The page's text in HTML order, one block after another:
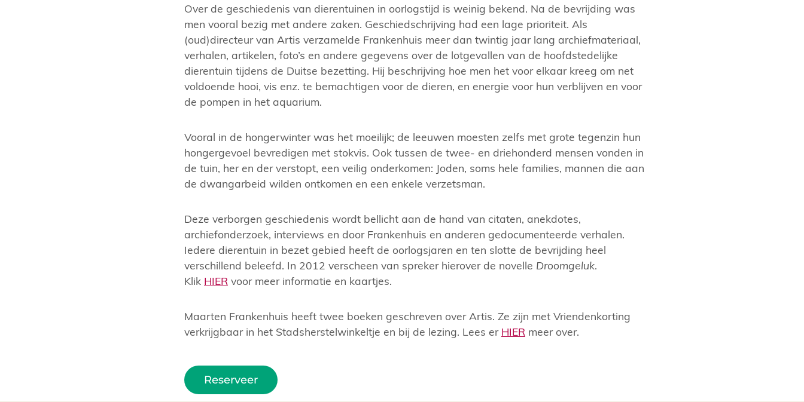
Over de geschiedenis van dierentuinen in oorlogstijd is weinig bekend. Na de bevrijding was
men vooral bezig met andere zaken. Geschiedschrijving had een lage prioriteit. Als
(oud)directeur van Artis verzamelde Frankenhuis meer dan twintig jaar lang archiefmateriaal,
verhalen, artikelen, foto’s en andere gegevens over de lotgevallen van de hoofdstedelijke
dierentuin tijdens de Duitse bezetting. Hij beschrijving hoe men het voor elkaar kreeg om net
voldoende hooi, vis enz. te bemachtigen voor de dieren, en energie voor hun verblijven en voor
de pompen in het aquarium.
Vooral in de hongerwinter was het moeilijk; de leeuwen moesten zelfs met grote tegenzin hun
hongergevoel bevredigen met stokvis. Ook tussen de twee- en driehonderd mensen vonden in
de tuin, her en der verstopt, een veilig onderkomen: Joden, soms hele families, mannen die aan
de dwangarbeid wilden ontkomen en een enkele verzetsman.
Deze verborgen geschiedenis wordt bellicht aan de hand van citaten, anekdotes,
archiefonderzoek, interviews en door Frankenhuis en anderen gedocumenteerde verhalen.
Iedere dierentuin in bezet gebied heeft de oorlogsjaren en ten slotte de bevrijding heel
verschillend beleefd. In 2012 verscheen van spreker hierover de novelle Droomgeluk.
Klik HIER voor meer informatie en kaartjes.
Maarten Frankenhuis heeft twee boeken geschreven over Artis. Ze zijn met Vriendenkorting
verkrijgbaar in het Stadsherstelwinkeltje en bij de lezing. Lees er HIER meer over.
Reserveer